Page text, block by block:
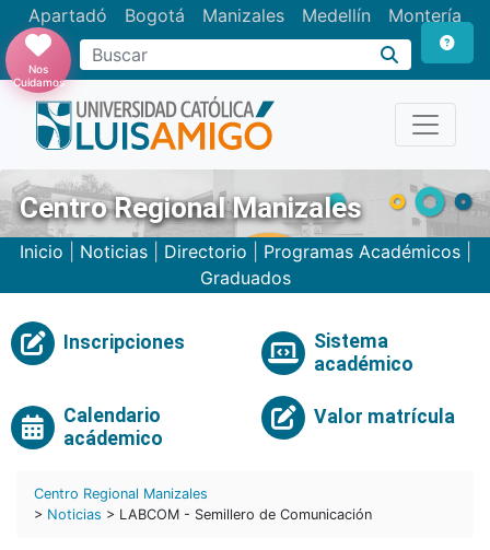
Apartadó Bogotá Manizales Medellín Montería
Nos
Cuidamos
Centro Regional Manizales
Inicio Noticias| Directorio Programas Académicos|
Graduados
Inscripciones
Sistema
académico
Calendario
acádemico
Valor matrícula
Centro Regional Manizales
> Noticias > LABCOM - Semillero de Comunicación